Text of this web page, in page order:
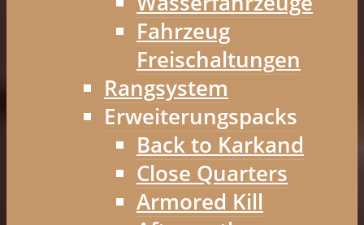
Fahrzeug
Freischaltungen
Rangsystem
Erweiterungspacks
Back to Karkand
Close Quarters
Armored Kill